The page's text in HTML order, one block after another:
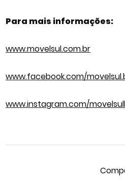
Para mais informações:
www.movelsul.com.br
www.facebook.com/
www.instagram.com/